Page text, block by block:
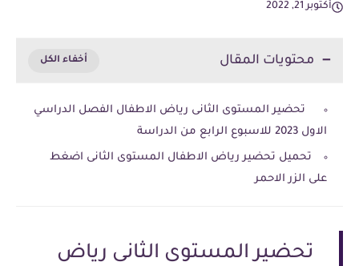
أكتوبر 21, 2022
محتويات المقال
تحضير المستوى الثانى رياض الاطفال الفصل الدراسي
الاول 2023 للاسبوع الرابع من الدراسة
تحميل تحضير رياض الاطفال المستوى الثانى اضغط
على الزر الاحمر
تحضير المستوى الثانى رياض